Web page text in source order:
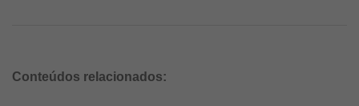
Conteúdos relacionados: